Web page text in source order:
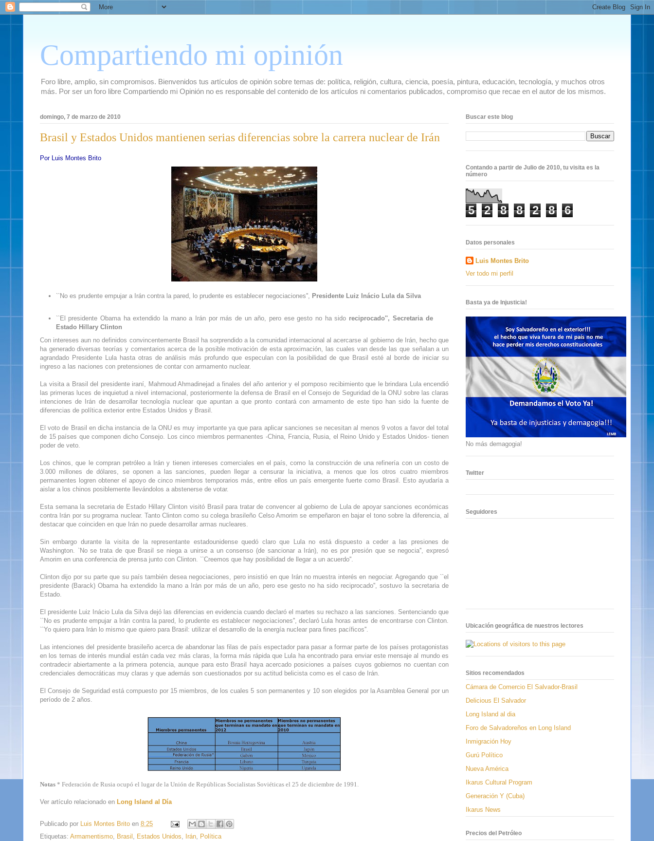
Compartiendo mi opinión
Foro libre, amplio, sin compromisos. Bienvenidos tus artículos de opinión sobre temas de: política, religión, cultura, ciencia, poesía, pintura, educación, tecnología, y muchos otros
más. Por ser un foro libre Compartiendo mi Opinión no es responsable del contenido de los artículos ni comentarios publicados, compromiso que recae en el autor de los mismos.
domingo, 7 de marzo de 2010
Brasil y Estados Unidos mantienen serias diferencias sobre la carrera nuclear de Irán
Por Luis Montes Brito
``No es prudente empujar a Irán contra la pared, lo prudente es establecer negociaciones'', Presidente Luiz Inácio Lula da Silva
``El presidente Obama ha extendido la mano a Irán por más de un año, pero ese gesto no ha sido reciprocado'', Secretaria de
Estado Hillary Clinton
Con intereses aun no definidos convincentemente Brasil ha sorprendido a la comunidad internacional al acercarse al gobierno de Irán, hecho que
ha generado diversas teorías y comentarios acerca de la posible motivación de esta aproximación, las cuales van desde las que señalan a un
agrandado Presidente Lula hasta otras de análisis más profundo que especulan con la posibilidad de que Brasil esté al borde de iniciar su
ingreso a las naciones con pretensiones de contar con armamento nuclear.
La visita a Brasil del presidente iraní, Mahmoud Ahmadinejad a finales del año anterior y el pomposo recibimiento que le brindara Lula encendió
las primeras luces de inquietud a nivel internacional, posteriormente la defensa de Brasil en el Consejo de Seguridad de la ONU sobre las claras
intenciones de Irán de desarrollar tecnología nuclear que apuntan a que pronto contará con armamento de este tipo han sido la fuente de
diferencias de política exterior entre Estados Unidos y Brasil.
El voto de Brasil en dicha instancia de la ONU es muy importante ya que para aplicar sanciones se necesitan al menos 9 votos a favor del total
de 15 países que componen dicho Consejo. Los cinco miembros permanentes -China, Francia, Rusia, el Reino Unido y Estados Unidos- tienen
poder de veto.
Los chinos, que le compran petróleo a Irán y tienen intereses comerciales en el país, como la construcción de una refinería con un costo de
3.000 millones de dólares, se oponen a las sanciones, pueden llegar a censurar la iniciativa, a menos que los otros cuatro miembros
permanentes logren obtener el apoyo de cinco miembros temporarios más, entre ellos un país emergente fuerte como Brasil. Esto ayudaría a
aislar a los chinos posiblemente llevándolos a abstenerse de votar.
Esta semana la secretaria de Estado Hillary Clinton visitó Brasil para tratar de convencer al gobierno de Lula de apoyar sanciones económicas
contra Irán por su programa nuclear. Tanto Clinton como su colega brasileño Celso Amorim se empeñaron en bajar el tono sobre la diferencia, al
destacar que coinciden en que Irán no puede desarrollar armas nucleares.
Sin embargo durante la visita de la representante estadounidense quedó claro que Lula no está dispuesto a ceder a las presiones de
Washington. `No se trata de que Brasil se niega a unirse a un consenso (de sancionar a Irán), no es por presión que se negocia'', expresó
Amorim en una conferencia de prensa junto con Clinton. ``Creemos que hay posibilidad de llegar a un acuerdo''.
Clinton dijo por su parte que su país también desea negociaciones, pero insistió en que Irán no muestra interés en negociar. Agregando que ``el
presidente (Barack) Obama ha extendido la mano a Irán por más de un año, pero ese gesto no ha sido reciprocado'', sostuvo la secretaria de
Estado.
El presidente Luiz Inácio Lula da Silva dejó las diferencias en evidencia cuando declaró el martes su rechazo a las sanciones. Sentenciando que
``No es prudente empujar a Irán contra la pared, lo prudente es establecer negociaciones'', declaró Lula horas antes de encontrarse con Clinton.
``Yo quiero para Irán lo mismo que quiero para Brasil: utilizar el desarrollo de la energía nuclear para fines pacíficos''.
Las intenciones del presidente brasileño acerca de abandonar las filas de país espectador para pasar a formar parte de los países protagonistas
en los temas de interés mundial están cada vez más claras, la forma más rápida que Lula ha encontrado para enviar este mensaje al mundo es
contradecir abiertamente a la primera potencia, aunque para esto Brasil haya acercado posiciones a países cuyos gobiernos no cuentan con
credenciales democráticas muy claras y que además son cuestionados por su actitud belicista como es el caso de Irán.
El Consejo de Seguridad está compuesto por 15 miembros, de los cuales 5 son permanentes y 10 son elegidos por la Asamblea General por un
período de 2 años.
Notas * Federación de Rusia ocupó el lugar de la Unión de Repúblicas Socialistas Soviéticas el 25 de diciembre de 1991.
Ver artículo relacionado en Long Island al Día
Publicado por Luis Montes Brito en 8:25
Etiquetas: Armamentismo, Brasil , Estados Unidos, Irán, Política
Buscar este blog
Contando a partir de Julio de 2010, tu visita es la
número
5 2 8 8 2 8 6
Datos personales
Luis Montes Brito
Ver todo mi perfil
Basta ya de Injusticia!
No más demagogia!
Twitter
Seguidores
Ubicación geográfica de nuestros lectores
Sitios recomendados
Cámara de Comercio El Salvador-Brasil
Delicious El Salvador
Long Island al dia
Foro de Salvadoreños en Long Island
Inmigración Hoy
Gurú Político
Nueva América
Ikarus Cultural Program
Generación Y (Cuba)
Ikarus News
Precios del Petróleo